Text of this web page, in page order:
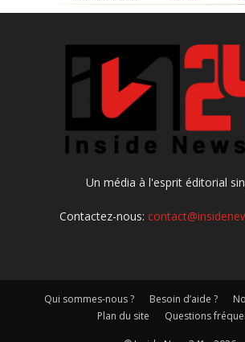
Un média à l'esprit éditorial
Contactez-nous:
Qui sommes-nous ? Besoin d’aide ?
Plan du site
Questions